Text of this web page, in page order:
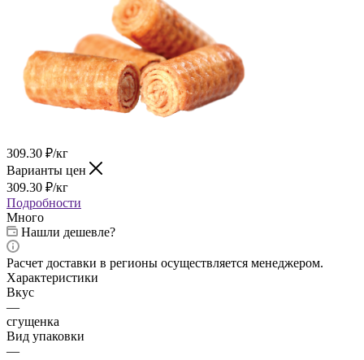
309.30 ₽/кг
Варианты цен
309.30 ₽/кг
Подробности
Много
Нашли дешевле?
Расчет доставки в регионы осуществляется менеджером.
Характеристики
Вкус
—
сгущенка
Вид упаковки
—